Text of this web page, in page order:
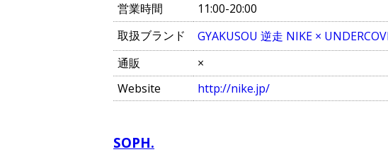
営業時間
11:00-20:00
取扱ブランド
GYAKUSOU 逆走 NIKE ×
通販
×
Website
http://nike.jp/
SOPH.